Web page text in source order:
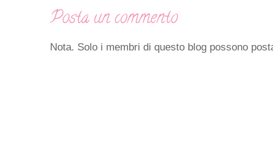
Posta un commento
Nota. Solo i membri di questo blog possono